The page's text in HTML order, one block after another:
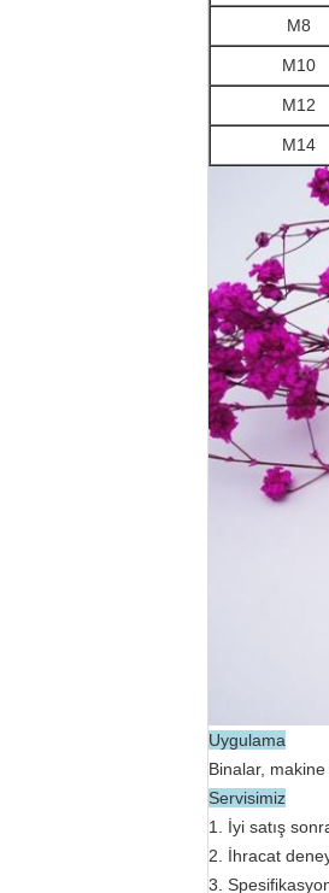
M8
M10
M12
M14
Uygulama
Binalar, makine
Servisimiz
1. İyi satış
2. İhracat
3.